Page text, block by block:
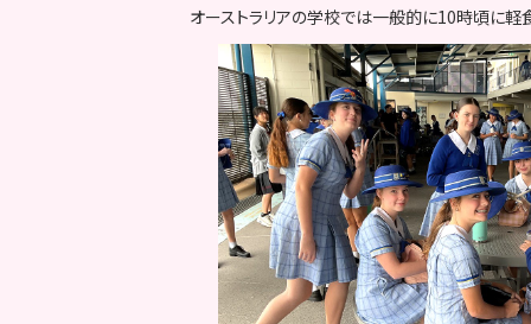
オーストラリアの学校では一般的に10時頃に軽